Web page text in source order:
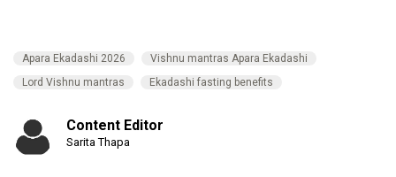
Apara Ekadashi 2026
Vishnu mantras Apara Ekadashi
Lord Vishnu mantras
Ekadashi fasting benefits
Content Editor
Sarita Thapa